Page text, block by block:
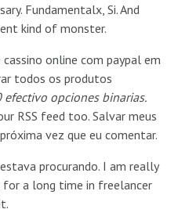
Fundamentalx, Si. And
kind of monster.
online com paypal em
todos os produtos
efectivo opciones binarias.
RSS feed too. Salvar meus
vez que eu comentar.
procurando. I am really
a long time in freelancer